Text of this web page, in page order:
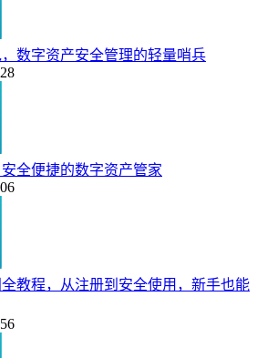
数字资产安全管理的轻量哨兵
全便捷的数字资产管家
全教程，从注册到安全使用，新手也能